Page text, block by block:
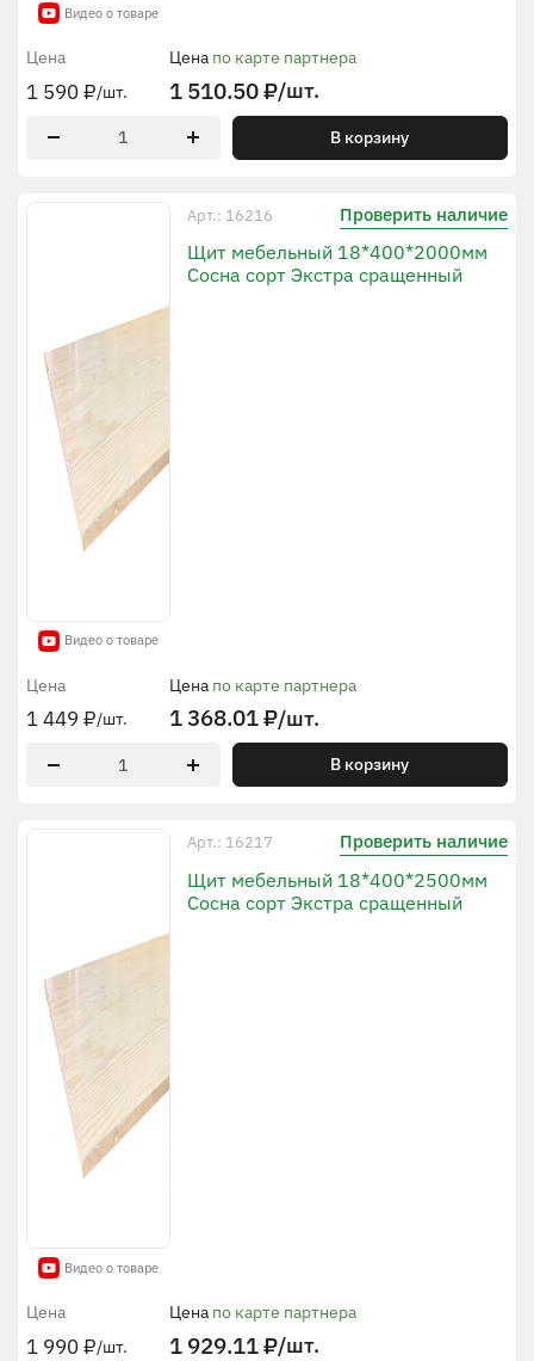
Видео о товаре
Цена
1 590₽/шт.
Цена по карте партнера
1 510.50₽/шт.
В корзину
Видео о товаре
Арт.: 16216 Проверить наличие
Щит мебельный 18*400*2000мм
Сосна сорт Экстра сращенный
Цена
1 449 ₽/шт.
Цена по карте партнера
1 368.01₽/шт.
В корзину
Видео о товаре
Арт.: 16217 Проверить наличие
Щит мебельный 18*400*2500мм
Сосна сорт Экстра сращенный
Цена
1 990₽/шт.
Цена по карте партнера
1 929.11₽/шт.